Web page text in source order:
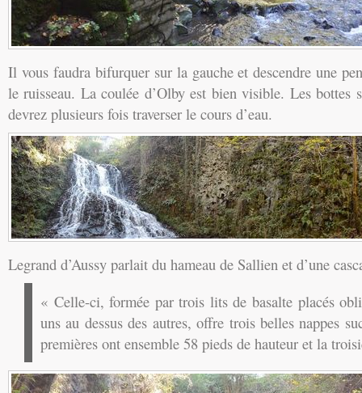
Il vous faudra bifurquer sur la gauche et descendre une
le ruisseau. La coulée d’Olby est bien visible. Les bottes
devrez plusieurs fois traverser le cours d’eau.
Legrand d’Aussy parlait du hameau de Sallien et d’une
« Celle-ci, formée par trois lits de basalte placés
uns au dessus des autres, offre trois belles nappes
premières ont ensemble 58 pieds de hauteur et la